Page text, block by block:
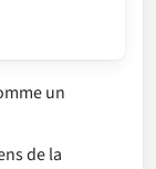
un
de la